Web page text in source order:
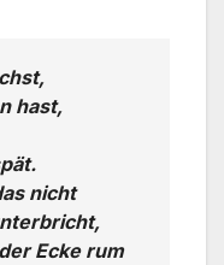
hast,
nicht
Ecke rum